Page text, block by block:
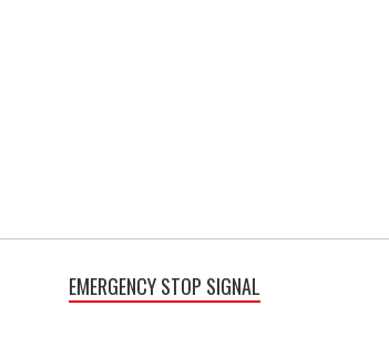
EMERGENCY STOP SIGNAL